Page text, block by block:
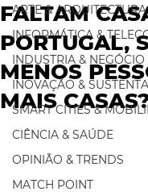
ARTE & ARQUITECTURA
INFORMÁTICA &
INDUSTRIA & NEGÓCIO
INOVAÇÃO &
SMART CITIES &
CIÊNCIA & SAÚDE
OPINIÃO & TRENDS
MATCH POINT
FALTAM
PORTUGAL,
MENOS
MAIS